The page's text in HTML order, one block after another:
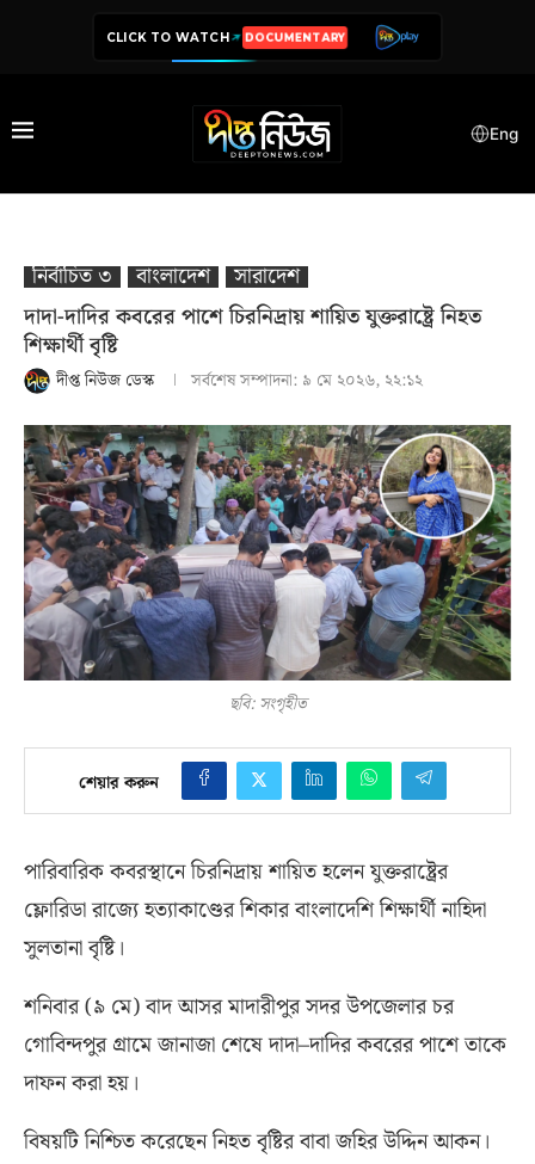
CLICK TO WATCH DOCUMENTARY
Eng
নির্বাচিত ৩ বাংলাদেশ
সারাদেশ
দাদা-দাদির কবরের পাশে চিরনিদ্রায় শায়িত যুক্তরাষ্ট্রে নিহত
শিক্ষার্থী বৃষ্টি
দীপ্ত নিউজ ডেস্ক সর্বশেষ সম্পাদনা: ৯ মে ২০২৬, ২২:১২
ছবি: সংগৃহীত
শেয়ার করুন
পারিবারিক কবরস্থানে চিরনিদ্রায় শায়িত হলেন যুক্তরাষ্ট্রের
ফ্লোরিডা রাজ্যে হত্যাকাণ্ডের শিকার বাংলাদেশি শিক্ষার্থী নাহিদা
সুলতানা বৃষ্টি।
শনিবার(৯ মে)বাদ আসর মাদারীপুর সদর উপজেলার চর
গোবিন্দপুর গ্রামে জানাজা শেষে দাদা–দাদির কবরের পাশে তাকে
দাফন করা হয়।
বিষয়টি নিশ্চিত করেছেন নিহত বৃষ্টির বাবা জহির উদ্দিন আকন।